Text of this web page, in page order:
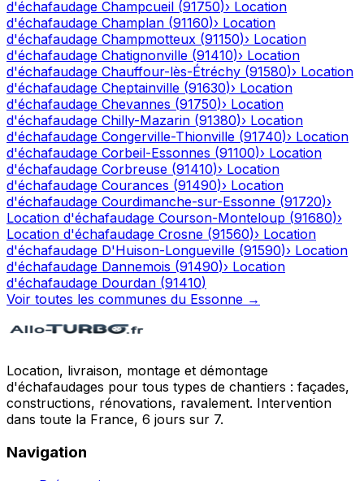
d'échafaudage Champcueil (91750)› Location
d'échafaudage Champlan (91160)› Location
d'échafaudage Champmotteux (91150)› Location
d'échafaudage Chatignonville (91410)› Location
d'échafaudage Chauffour-lès-Étréchy (91580)› Location
d'échafaudage Cheptainville (91630)› Location
d'échafaudage Chevannes (91750)› Location
d'échafaudage Chilly-Mazarin (91380)› Location
d'échafaudage Congerville-Thionville (91740)› Location
d'échafaudage Corbeil-Essonnes (91100)› Location
d'échafaudage Corbreuse (91410)› Location
d'échafaudage Courances (91490)› Location
d'échafaudage Courdimanche-sur-Essonne (91720)›
Location d'échafaudage Courson-Monteloup (91680)›
Location d'échafaudage Crosne (91560)› Location
d'échafaudage D'Huison-Longueville (91590)› Location
d'échafaudage Dannemois (91490)› Location
d'échafaudage Dourdan (91410)
Voir toutes les communes du Essonne →
Location, livraison, montage et démontage
d'échafaudages pour tous types de chantiers : façades,
constructions, rénovations, ravalement. Intervention
dans toute la France, 6 jours sur 7.
Navigation